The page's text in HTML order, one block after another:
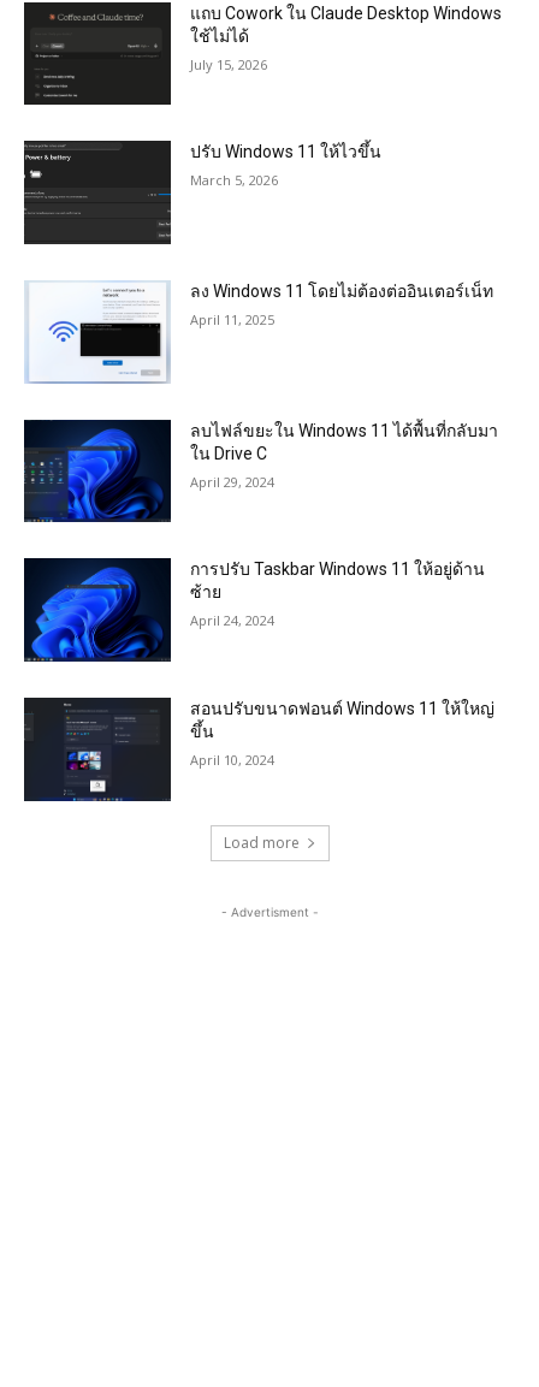
แถบ Cowork ใน Claude Desktop Windows
ใช้ไม่ได้
July 15, 2026
ปรับ Windows 11 ให้ไวขึ้น
March 5, 2026
ลง Windows 11 โดยไม่ต้องต่ออินเตอร์เน็ท
April 11, 2025
ลบไฟล์ขยะใน Windows 11 ได้พื้นที่กลับมา
ใน Drive C
April 29, 2024
การปรับ Taskbar Windows 11 ให้อยู่ด้าน
ซ้าย
April 24, 2024
สอนปรับขนาดฟอนต์ Windows 11 ให้ใหญ่
ขึ้น
April 10, 2024
Load more
- Advertisment -